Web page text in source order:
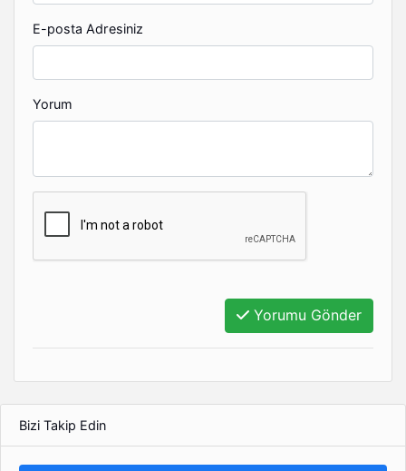
E-posta Adresiniz
Yorum
Yorumu Gönder
Bizi Takip Edin